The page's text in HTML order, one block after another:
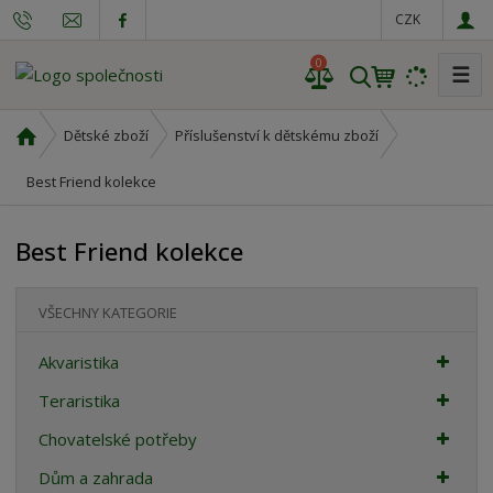
CZK
V
h
0 ☰
v
o
í
n
a
Dětské zboží Příslušenství k dětskému zboží
Best Friend kolekce
Best Friend kolekce
VŠECHNY KATEGORIE
Akvaristika
Teraristika
Chovatelské potřeby
Dům a zahrada